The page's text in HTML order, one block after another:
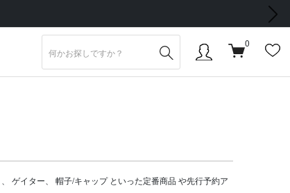
次の画像
0
ゲイター 帽子/キャップといった定番商品 や先行予約ア